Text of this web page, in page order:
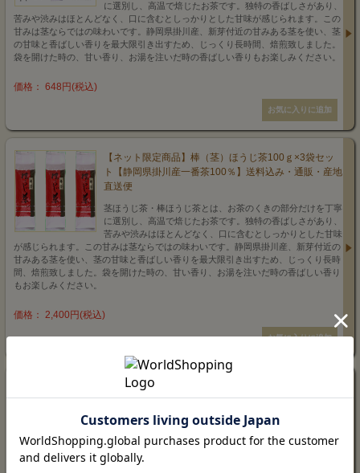
に選別し、高温で焙じたお茶です。独特の香ばしさがあり、
苦みや渋みはほとんどなく、口に含むとしっかりとした甘味が感じられます。この
甘みは茎ならではの味わいです。静岡県掛川産、新芽付近の甘みある茎を使い、茎
の甘味と香ばしい香りを最大限引き出すため、じっくり長時間、焙煎致しました。
袋を開けた時の、甘い香り、お湯を注いだ時の香ばしい香りもお楽しみください。
価格： 648円(税込)
【ネット限定商品】棒（茎）ほうじ茶100ｇ×3袋セッ
ト【静岡県掛川産一番茶100％】送料込み・通販・産地
直送便
茎ほうじ茶・棒ほうじ茶とは、お茶のくきの部分だけを丁寧
に選別し、高温で焙じたお茶です。独特の香ばしさがあり、
苦みや渋みはほとんどなく、口に含むとしっかりとした甘味
が感じられます。この甘みは茎ならではの味わいです。静岡県掛川産、新芽付近の
甘みある茎を使い、茎の甘味と香ばしい香りを最大限引き出すため、じっくり長時
間、焙煎致しました。袋を開けた時の、甘い香り、お湯を注いだ時の香ばしい香り
もお楽しみください。
価格： 2,400円(税込)
【掛川産くき焙茶】薫り棒ティーバッグ（ヒモ付）2ｇ
13入【静岡産地直送・お取り寄せ・通販】美笠園
棒茶の焙じ茶。新芽付近の甘みある茎を使い、茎の甘味と香
ばしい香りを最大限引き出すため、じっくり長時間、焙煎致
しました。袋を開けた時の、甘い香り、お湯を注いだ時の香ばしい香りが特徴で
す。